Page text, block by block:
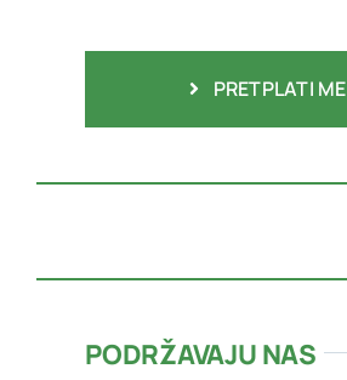
PRETPLATI
PODRŽAVAJU NAS